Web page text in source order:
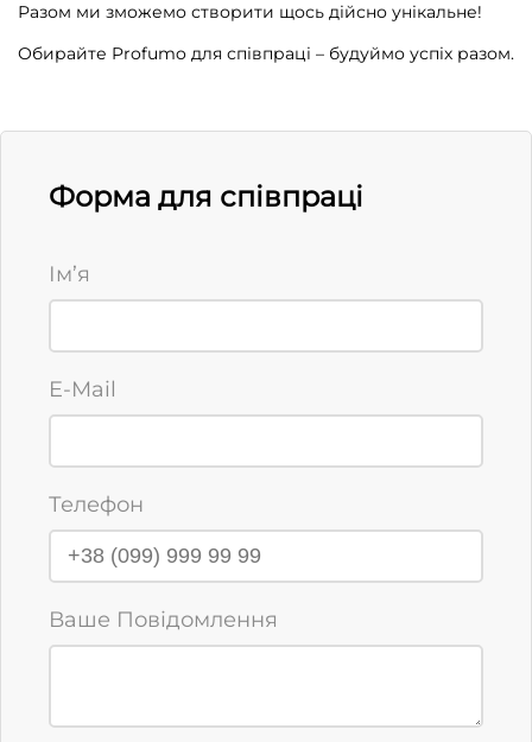
Разом ми зможемо створити щось дійсно унікальне!
Обирайте Profumo для співпраці – будуймо успіх разом.
Форма для співпраці
Ім’я
E-Mail
Телефон
Ваше Повідомлення